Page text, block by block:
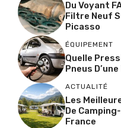
Du Voyant
Filtre Neuf
Picasso
ÉQUIPEMENT
Quelle
Pneus
ACTUALITÉ
Les
De
France